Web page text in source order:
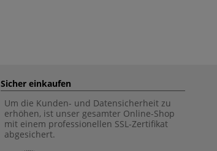
Sicher einkaufen
Um die Kunden- und Datensicherheit zu
erhöhen, ist unser gesamter Online-Shop
mit einem professionellen SSL-Zertifikat
abgesichert.